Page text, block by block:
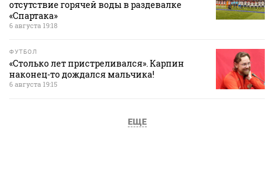
отсутствие горячей воды в раздевалке
«Спартака»
6 августа 19:18
ФУТБОЛ
«Столько лет пристреливался». Карпин
наконец-то дождался мальчика!
6 августа 19:15
ЕЩЕ